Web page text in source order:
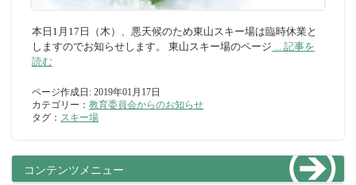
本日1月17日（木）、悪天候のため東山スキー場は臨時休業と
しますのでお知らせします。 東山スキー場のページ ... 記事を
読む
ページ作成日: 2019年01月17日
カテゴリー： 教育委員会からのお知らせ
タグ： スキー場
コンテンツメニュー